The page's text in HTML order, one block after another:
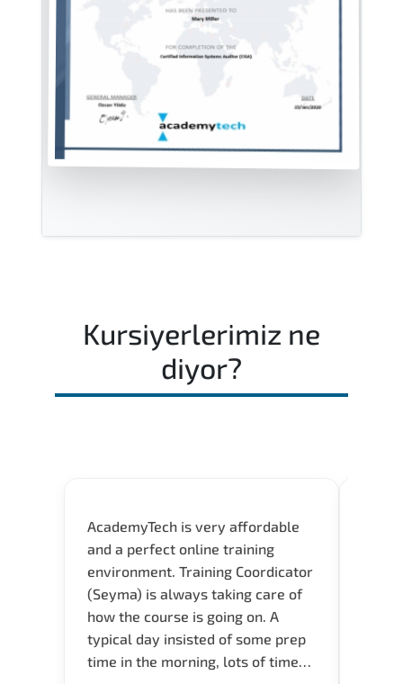
Kursiyerlerimiz ne
diyor?
AcademyTech is very affordable
and a perfect online training
environment. Training Coordicator
(Seyma) is always taking care of
how the course is going on. A
typical day insisted of some prep
time in the morning, lots of time